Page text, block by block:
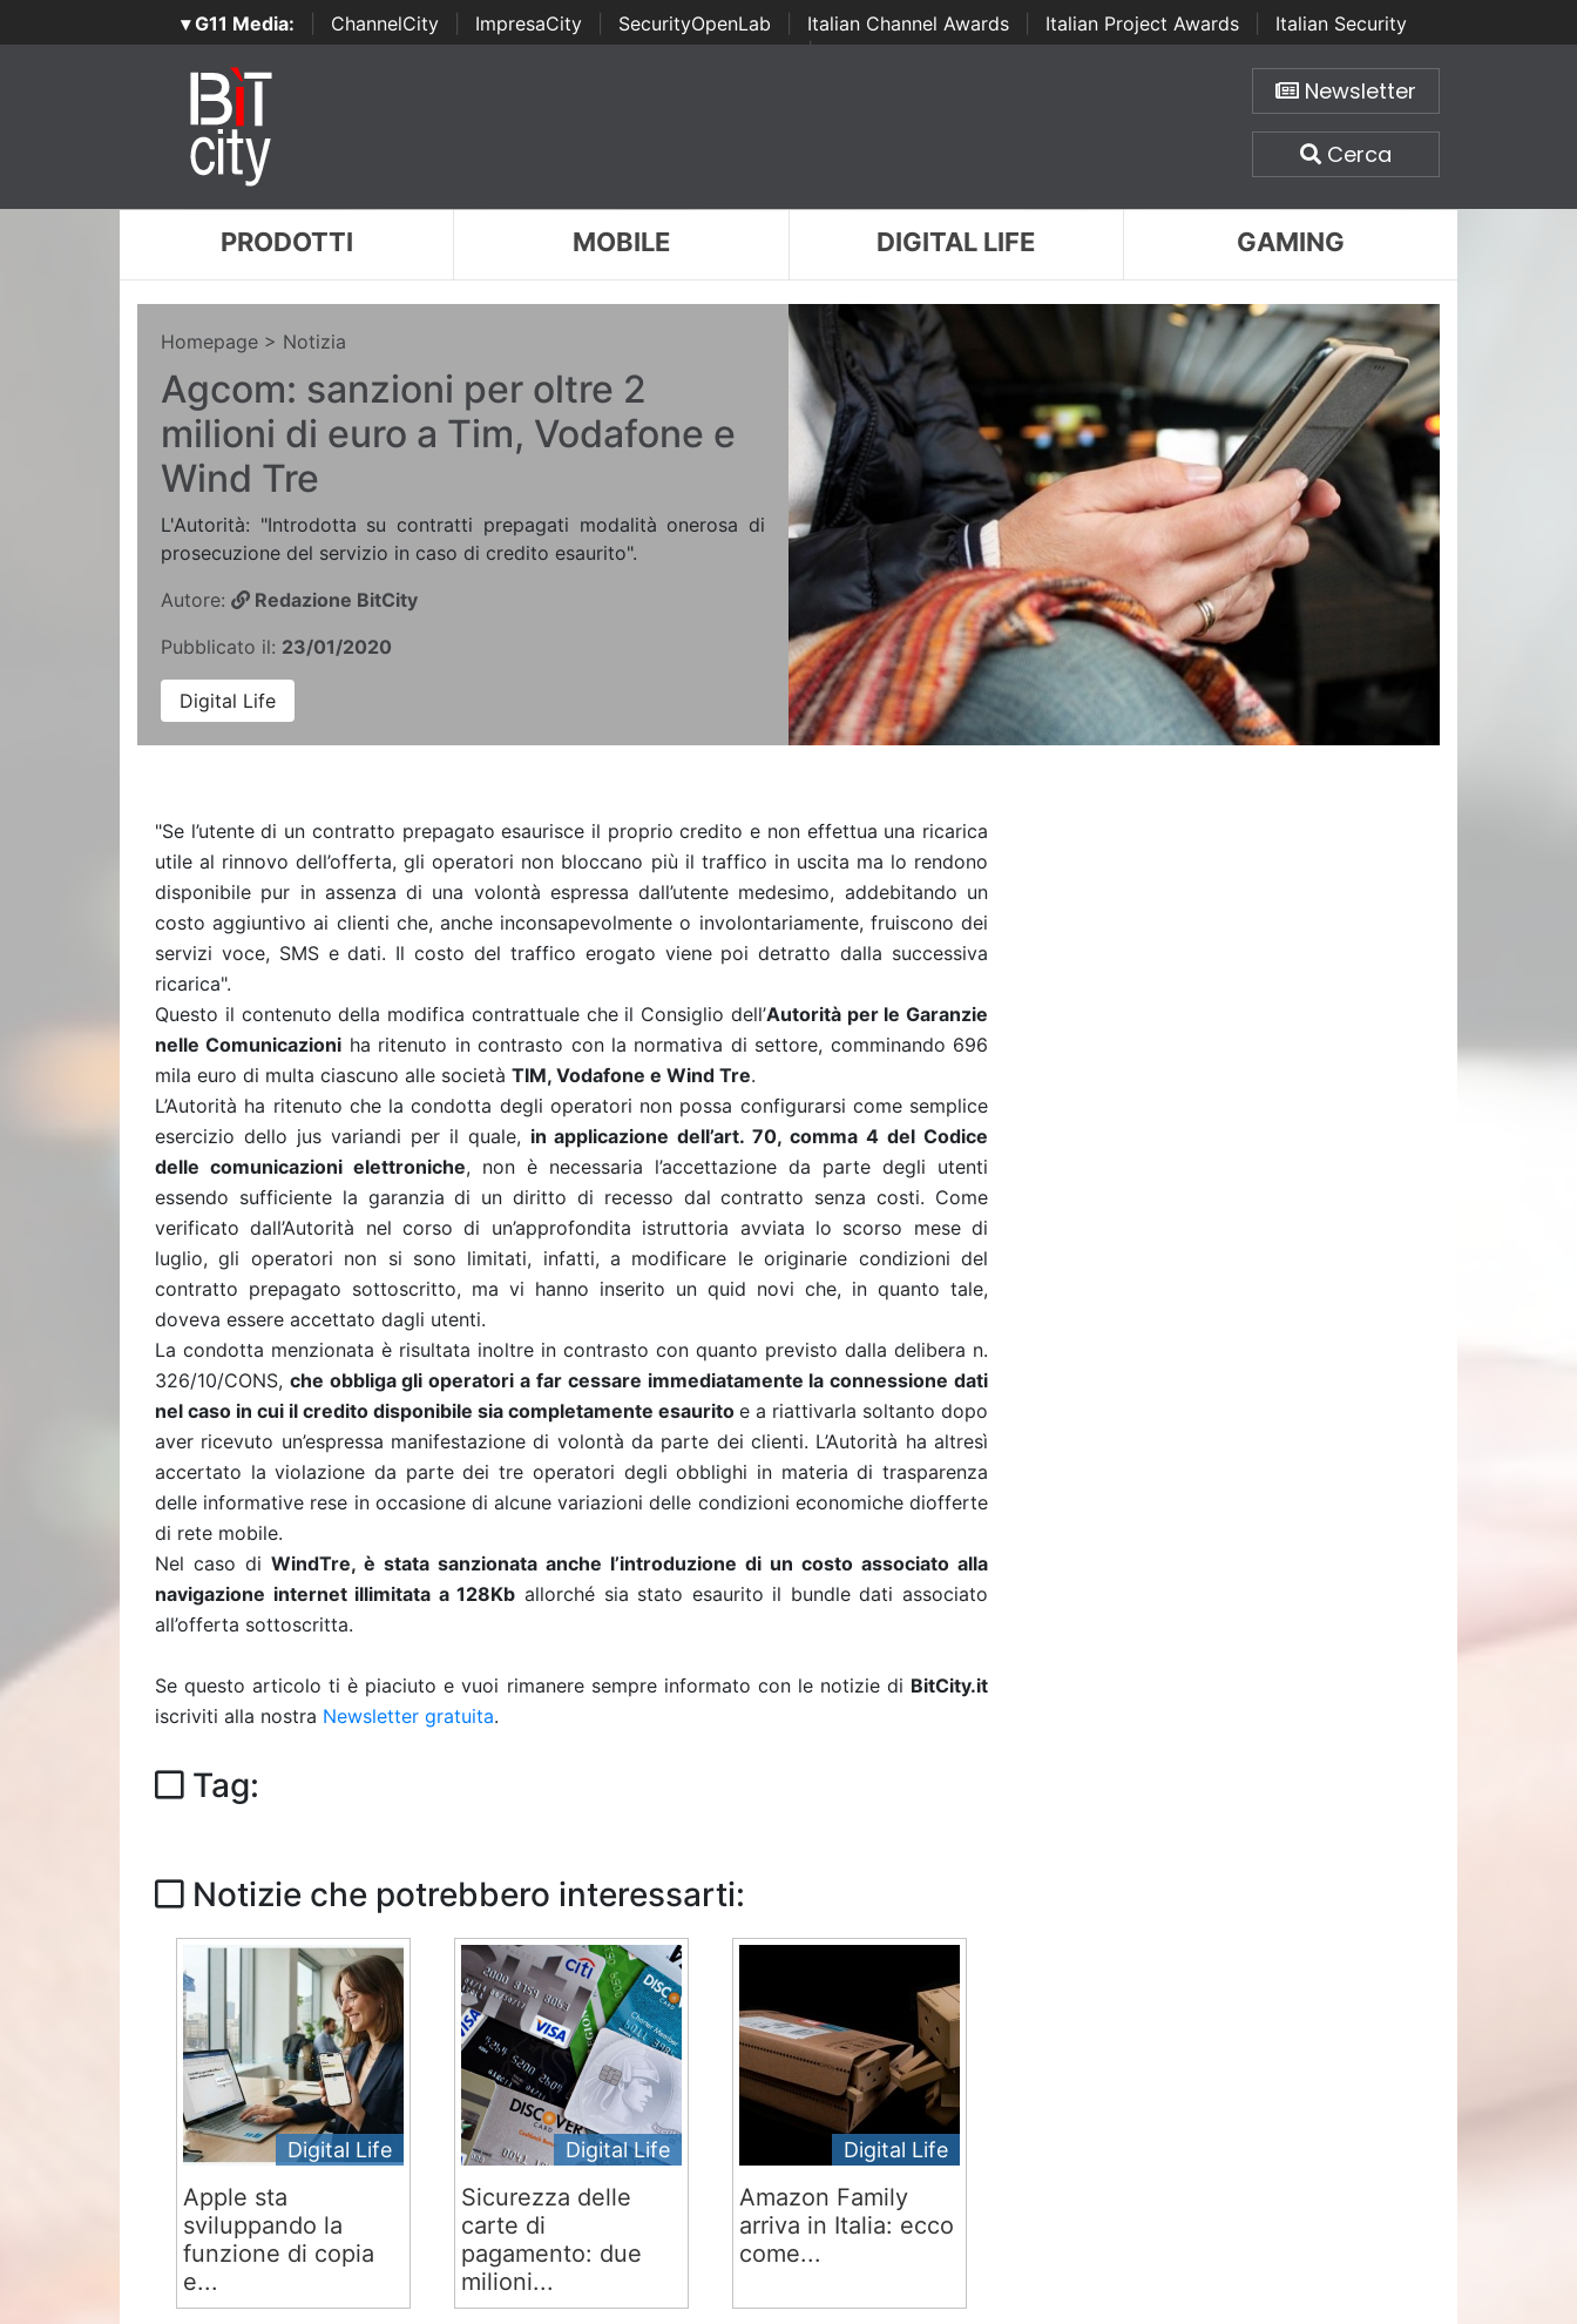
▾ G11 Media: ChannelCity ImpresaCity SecurityOpenLab Italian Channel Awards Italian Project Awards
Italian Security
Awards | ...
Newsletter
Cerca
PRODOTTI MOBILE DIGITAL LIFE GAMING
Homepage > Notizia
Agcom: sanzioni per oltre 2
milioni di euro a Tim, Vodafone e
Wind Tre
L'Autorità: "Introdotta su contratti prepagati modalità onerosa di
prosecuzione del servizio in caso di credito esaurito".
Autore:
Redazione BitCity
Pubblicato il: 23/01/2020
Digital Life
"Se l’utente di un contratto prepagato esaurisce il proprio credito e non effettua una ricarica
utile al rinnovo dell’offerta, gli operatori non bloccano più il traffico in uscita ma lo rendono
disponibile pur in assenza di una volontà espressa dall’utente medesimo, addebitando un
costo aggiuntivo ai clienti che, anche inconsapevolmente o involontariamente, fruiscono dei
servizi voce, SMS e dati. Il costo del traffico erogato viene poi detratto dalla successiva
ricarica".
Questo il contenuto della modifica contrattuale che il Consiglio dell’Autorità per le Garanzie
nelle Comunicazioni ha ritenuto in contrasto con la normativa di settore, comminando 696
mila euro di multa ciascuno alle società TIM, Vodafone e Wind Tre.
L’Autorità ha ritenuto che la condotta degli operatori non possa configurarsi come semplice
esercizio dello jus variandi per il quale, in applicazione dell’art. 70, comma 4 del Codice
delle comunicazioni elettroniche, non è necessaria l’accettazione da parte degli utenti
essendo sufficiente la garanzia di undiritto di recesso dal contratto senza costi. Come
verificato dall’Autorità nel corso di un’approfondita istruttoria avviata lo scorso mese di
luglio, gli operatori non si sono limitati, infatti, a modificare le originarie condizioni del
contratto prepagato sottoscritto, ma vi hanno inserito un quid novi che, in quanto tale,
doveva essere accettato dagli utenti.
La condotta menzionata è risultata inoltre in contrasto con quanto previsto dalla delibera n.
326/10/CONS, che obbliga gli operatori a far cessare immediatamente la connessione dati
nel caso in cui il credito disponibile sia completamente esaurito e a riattivarla soltanto dopo
aver ricevuto un’espressa manifestazione di volontà da parte dei clienti. L’Autorità haaltresì
accertato la violazione da parte dei tre operatori degli obblighi in materia di trasparenza
delle informative rese in occasione di alcune variazioni delle condizioni economiche diofferte
di rete mobile.
Nel caso di WindTre, è stata sanzionata anche l’introduzione di un costo associato alla
navigazione internet illimitata a 128Kb allorché sia stato esaurito il bundledatiassociato
all’offerta sottoscritta.
Se questo articolo ti è piaciuto e vuoi rimanere sempre informato con le notizie di BitCity.it
iscriviti alla nostra Newsletter gratuita.
Tag:
Notizie che potrebbero interessarti:
Digital Life
Apple sta
sviluppando la
funzione di copia
e...
Digital Life
Sicurezza delle
carte di
pagamento: due
milioni...
Digital Life
Amazon Family
arriva in Italia: ecco
come...